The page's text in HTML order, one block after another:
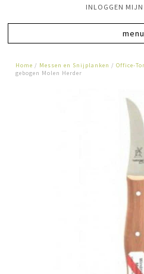
INLOGGEN
Home / Messen en Snijplanken /Office-
gebogen Molen Herder